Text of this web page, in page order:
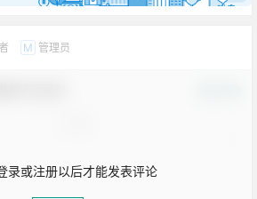
M 管理员
录或注册以后才能发表评论